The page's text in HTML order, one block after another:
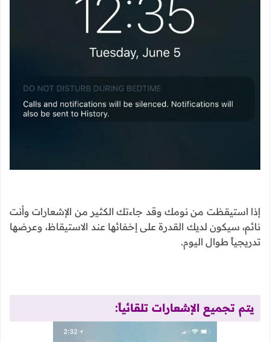
إذا استيقظت من نومك وقد جاءتك الكثير من الإشعارات وأنت
نائم، سيكون لديك القدرة على إخفائها عند الاستيقاظ، وعرضها
تدريجياً طوال اليوم.
يتم تجميع الإشعارات تلقائياً: